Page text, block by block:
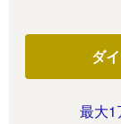
ダ
最大1